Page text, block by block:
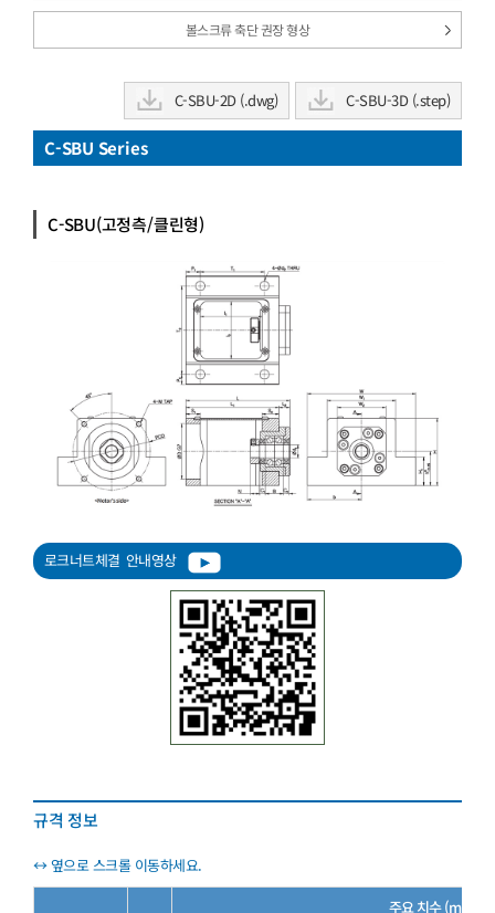
볼스크류 축단 권장 형상
C-SBU-2D (.dwg) C-SBU-3D (.step)
C-SBU Series
C-SBU(고정측/클린형)
로크너트체결 안내영상
규격 정보
주요 치수 (mm)